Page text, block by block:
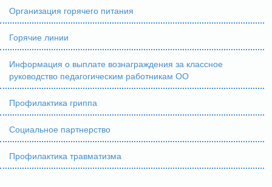
Организация горячего питания
Горячие линии
Информация о выплате вознаграждения за классное
руководство педагогическим работникам ОО
Профилактика гриппа
Социальное партнерство
Профилактика травматизма